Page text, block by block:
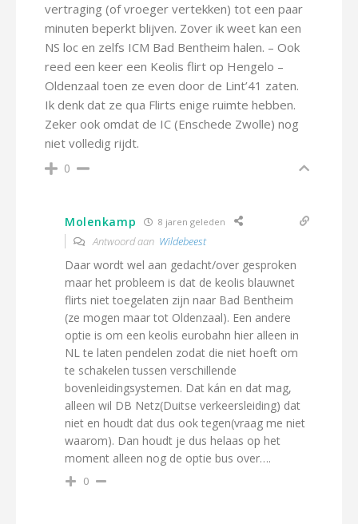
vertraging (of vroeger vertekken) tot een paar
minuten beperkt blijven. Zover ik weet kan een
NS loc en zelfs ICM Bad Bentheim halen. – Ook
reed een keer een Keolis flirt op Hengelo –
Oldenzaal toen ze even door de Lint’41 zaten.
Ik denk dat ze qua Flirts enige ruimte hebben.
Zeker ook omdat de IC (Enschede Zwolle) nog
niet volledig rijdt.
0
Molenkamp 8 jaren geleden
Antwoord aan Wildebeest
Daar wordt wel aan gedacht/over gesproken
maar het probleem is dat de keolis blauwnet
flirts niet toegelaten zijn naar Bad Bentheim
(ze mogen maar tot Oldenzaal). Een andere
optie is om een keolis eurobahn hier alleen in
NL te laten pendelen zodat die niet hoeft om
te schakelen tussen verschillende
bovenleidingsystemen. Dat kán en dat mag,
alleen wil DB Netz(Duitse verkeersleiding) dat
niet en houdt dat dus ook tegen(vraag me niet
waarom). Dan houdt je dus helaas op het
moment alleen nog de optie bus over….
0